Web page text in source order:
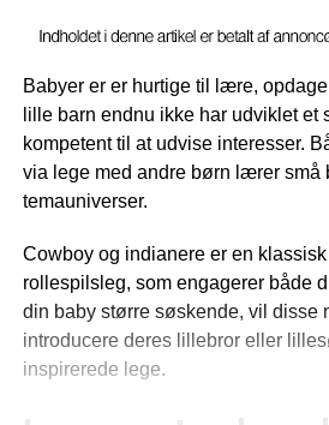
Babyer er er hurtige til lære,
lille barn endnu ikke har udviklet et
kompetent til at udvise interesser.
via lege med andre børn lærer små
temauniverser.
Cowboy og indianere er en
rollespilsleg, som engagerer både
din baby større søskende, vil disse
introducere deres lillebror eller
inspirerede lege.